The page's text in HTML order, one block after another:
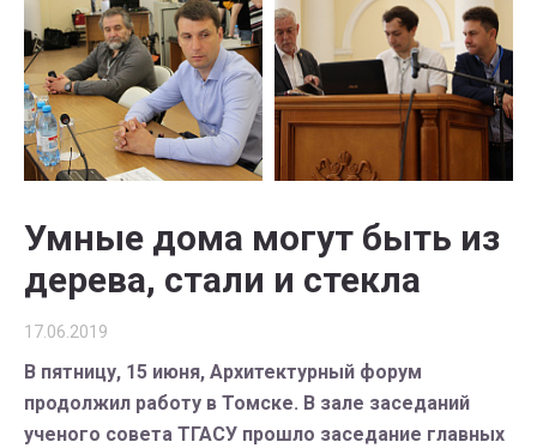
Умные дома могут быть из
дерева, стали и стекла
17.06.2019
В пятницу, 15 июня, Архитектурный форум
продолжил работу в Томске. В зале заседаний
ученого совета ТГАСУ прошло заседание главных